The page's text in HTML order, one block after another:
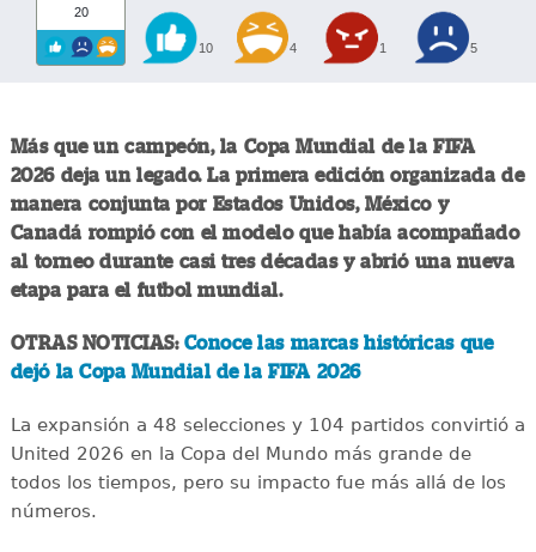
20
10 4 1 5
Más que un campeón, la Copa Mundial de la FIFA
2026 deja un legado. La primera edición organizada de
manera conjunta por Estados Unidos, México y
Canadá rompió con el modelo que había acompañado
al torneo durante casi tres décadas y abrió una nueva
etapa para el futbol mundial.
OTRAS NOTICIAS: Conoce las marcas históricas que
dejó la Copa Mundial de la FIFA 2026
La expansión a 48 selecciones y 104 partidos convirtió a
United 2026 en la Copa del Mundo más grande de
todos los tiempos, pero su impacto fue más allá de los
números.